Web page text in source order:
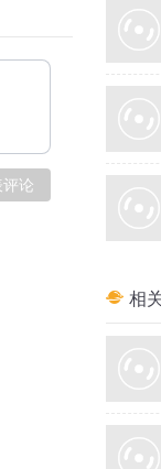
评论
相